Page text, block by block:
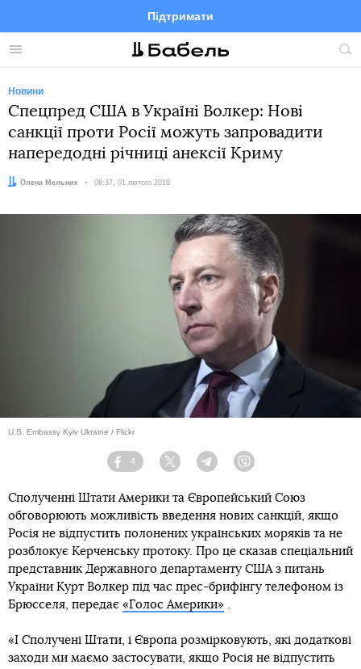
Меню
Підтримати
FacebookTelegramTwitter
Новини
Спецпред США в Україні Волкер: Нові
санкції проти Росії можуть запровадити
напередодні річниці анексії Криму
Автор:
Олена Мельник Дата:
08:37, 01 лютого 2019
U.S. Embassy Kyiv Ukraine / Flickr
Facebook
4
Twitter TelegramViber
Сполученні Штати Америки та Європейський Союз
обговорюють можливість введення нових санкцій, якщо
Росія не відпустить полонених українських моряків та не
розблокує Керченську протоку. Про це сказав спеціальний
представник Державного департаменту США з питань
України Курт Волкер під час прес-брифінгу телефоном із
Брюсселя, передає «Голос Америки» .
«І Сполучені Штати, і Європа розмірковують, які додаткові
заходи ми маємо застосувати, якщо Росія не відпустить